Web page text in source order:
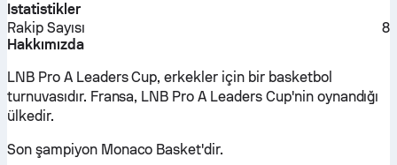
Istatistikler
Rakip Sayısı
8
Hakkımızda
LNB Pro A Leaders Cup, erkekler için bir basketbol
turnuvasıdır. Fransa, LNB Pro A Leaders Cup'nin oynandığı
ülkedir.
Son şampiyon Monaco Basket'dir.